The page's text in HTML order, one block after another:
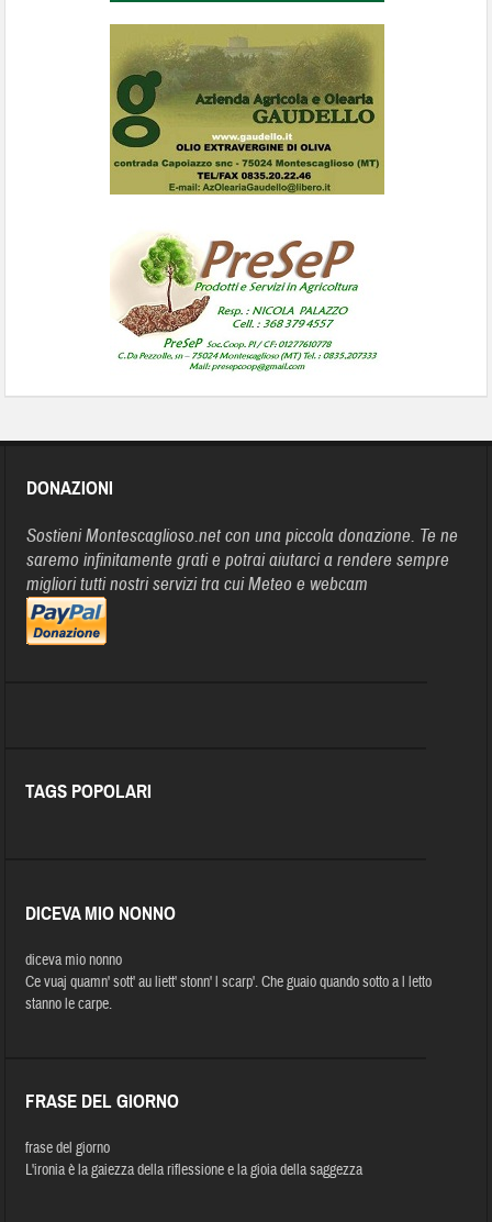
DONAZIONI
Sostieni Montescaglioso.net con una piccola donazione. Te ne
saremo infinitamente grati e potrai aiutarci a rendere sempre
migliori tutti nostri servizi tra cui Meteo e webcam
TAGS POPOLARI
DICEVA MIO NONNO
diceva mio nonno
Ce vuaj quamn' sott' au liett' stonn' l scarp'. Che guaio quando sotto a l letto
stanno le carpe.
FRASE DEL GIORNO
frase del giorno
L'ironia è la gaiezza della riflessione e la gioia della saggezza